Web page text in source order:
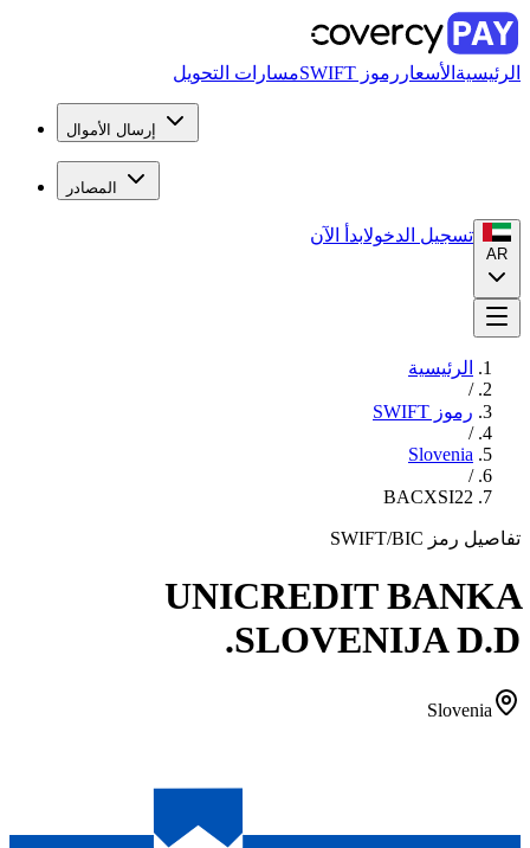
الرئيسية الأسعار رموز SWIFT مسارات التحويل
إرسال الأموال
المصادر
AR
تسجيل الدخولابدأ الآن
الرئيسية
/
رموز SWIFT
/
Slovenia
/
BACXSI22
تفاصيل رمز SWIFT/BIC
UNICREDIT BANKA
SLOVENIJA D.D.
Slovenia